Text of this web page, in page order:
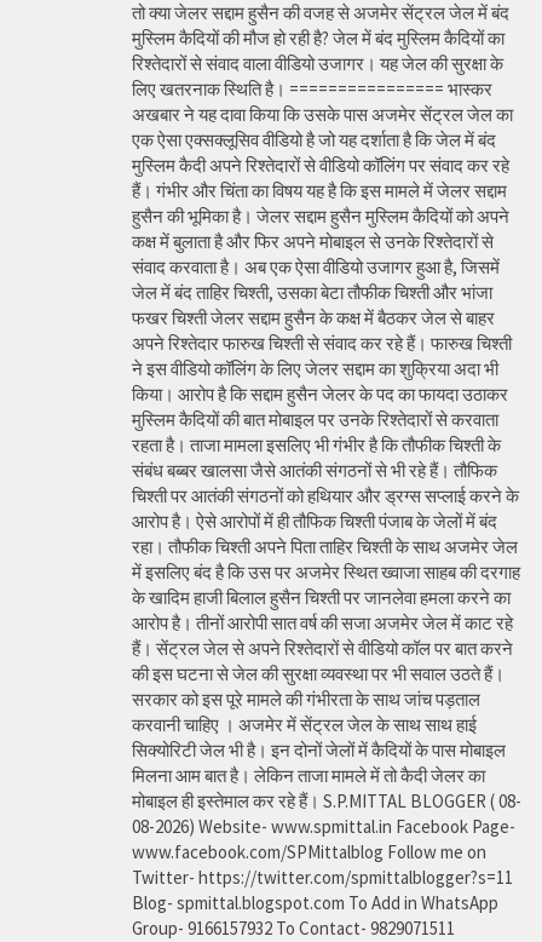
तो क्या जेलर सद्दाम हुसैन की वजह से अजमेर सेंट्रल जेल में बंद
मुस्लिम कैदियों की मौज हो रही है? जेल में बंद मुस्लिम कैदियों का
रिश्तेदारों से संवाद वाला वीडियो उजागर। यह जेल की सुरक्षा के
लिए खतरनाक स्थिति है। ================ भास्कर
अखबार ने यह दावा किया कि उसके पास अजमेर सेंट्रल जेल का
एक ऐसा एक्सक्लूसिव वीडियो है जो यह दर्शाता है कि जेल में बंद
मुस्लिम कैदी अपने रिश्तेदारों से वीडियो कॉलिंग पर संवाद कर रहे
हैं। गंभीर और चिंता का विषय यह है कि इस मामले में जेलर सद्दाम
हुसैन की भूमिका है। जेलर सद्दाम हुसैन मुस्लिम कैदियों को अपने
कक्ष में बुलाता है और फिर अपने मोबाइल से उनके रिश्तेदारों से
संवाद करवाता है। अब एक ऐसा वीडियो उजागर हुआ है, जिसमें
जेल में बंद ताहिर चिश्ती, उसका बेटा तौफीक चिश्ती और भांजा
फखर चिश्ती जेलर सद्दाम हुसैन के कक्ष में बैठकर जेल से बाहर
अपने रिश्तेदार फारुख चिश्ती से संवाद कर रहे हैं। फारुख चिश्ती
ने इस वीडियो कॉलिंग के लिए जेलर सद्दाम का शुक्रिया अदा भी
किया। आरोप है कि सद्दाम हुसैन जेलर के पद का फायदा उठाकर
मुस्लिम कैदियों की बात मोबाइल पर उनके रिश्तेदारों से करवाता
रहता है। ताजा मामला इसलिए भी गंभीर है कि तौफीक चिश्ती के
संबंध बब्बर खालसा जैसे आतंकी संगठनों से भी रहे हैं। तौफिक
चिश्ती पर आतंकी संगठनों को हथियार और ड्रग्स सप्लाई करने के
आरोप है। ऐसे आरोपों में ही तौफिक चिश्ती पंजाब के जेलों में बंद
रहा। तौफीक चिश्ती अपने पिता ताहिर चिश्ती के साथ अजमेर जेल
में इसलिए बंद है कि उस पर अजमेर स्थित ख्वाजा साहब की दरगाह
के खादिम हाजी बिलाल हुसैन चिश्ती पर जानलेवा हमला करने का
आरोप है। तीनों आरोपी सात वर्ष की सजा अजमेर जेल में काट रहे
हैं। सेंट्रल जेल से अपने रिश्तेदारों से वीडियो कॉल पर बात करने
की इस घटना से जेल की सुरक्षा व्यवस्था पर भी सवाल उठते हैं।
सरकार को इस पूरे मामले की गंभीरता के साथ जांच पड़ताल
करवानी चाहिए । अजमेर में सेंट्रल जेल के साथ साथ हाई
सिक्योरिटी जेल भी है। इन दोनों जेलों में कैदियों के पास मोबाइल
मिलना आम बात है। लेकिन ताजा मामले में तो कैदी जेलर का
मोबाइल ही इस्तेमाल कर रहे हैं। S.P.MITTAL BLOGGER ( 08-
08-2026) Website- www.spmittal.in Facebook Page-
www.facebook.com/SPMittalblog Follow me on
Twitter- https://twitter.com/spmittalblogger?s=11
Blog- spmittal.blogspot.com To Add in WhatsApp
Group- 9166157932 To Contact- 9829071511